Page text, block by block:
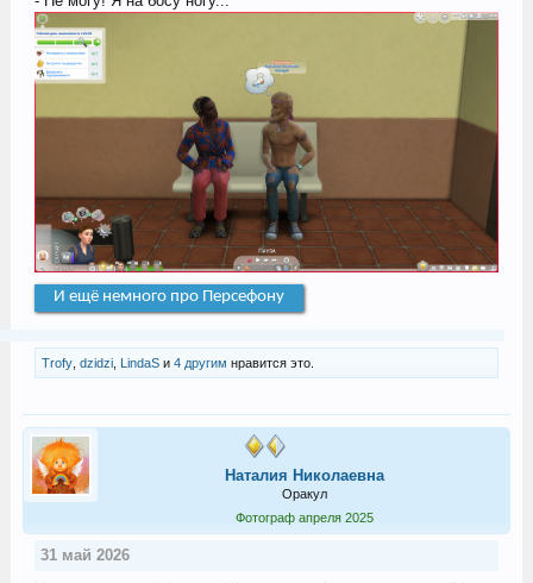
И ещё немного про Персефону
Trofy, dzidzi, LindaSи 4 другим нравится это.
Наталия Николаевна
Оракул
Фотограф апреля 2025
31 май 2026